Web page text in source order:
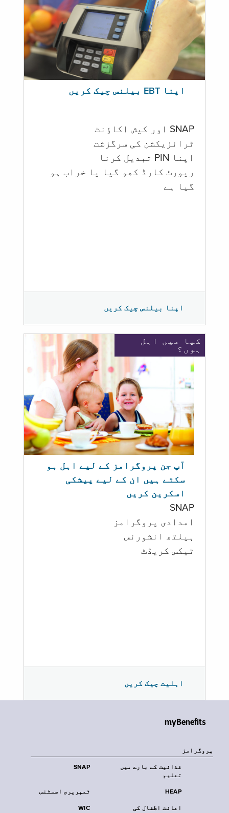
اپنا EBT بیلنس چیک کریں
SNAP اور کیش اکاؤنٹ
ٹرانزیکشن کی سرگزشت
اپنا PIN تبدیل کرنا
رپورٹ کارڈ کھو گیا یا خراب ہو
گيا ہے
اپنا بیلنس چیک کریں
کیا میں اہل
ہوں؟
آپ جن پروگرامز کے لیے اہل ہو
سکتے ہیں ان کے لیے پیشکی
اسکرین کریں
SNAP
امدادی پروگرامز
‏ہیلتھ انشورنس
ٹیکس کریڈٹ
اہلیت چیک کریں
myBenefits
پروگرامز
SNAP
غذائیت کے بارے میں
تعلیم
ٹمپریری اسسٹنس HEAP
WIC
اعانت اطفال کی